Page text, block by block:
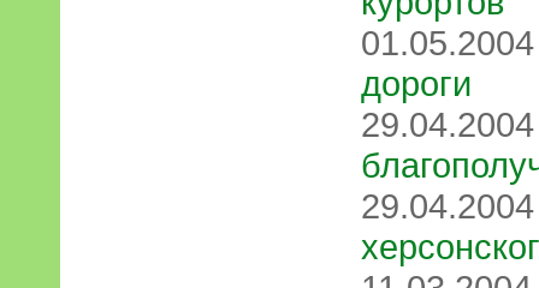
дороги